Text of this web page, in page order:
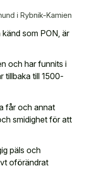
i Rybnik-Kamien
som PON, är
och har funnits i
tillbaka till 1500-
får och annat
smidighet för att
päls och
oförändrat